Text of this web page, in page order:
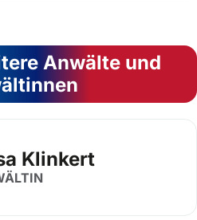
Anwälte und
Klinkert